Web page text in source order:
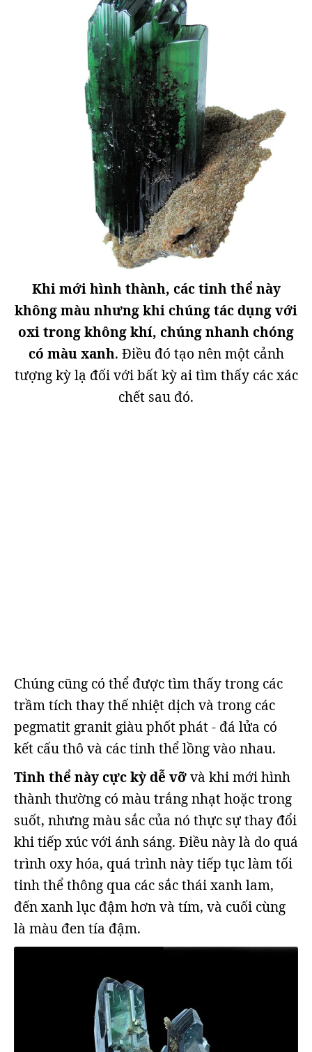
Khi mới hình thành, các tinh thể này
không màu nhưng khi chúng tác dụng với
oxi trong không khí, chúng nhanh chóng
có màu xanh. Điều đó tạo nên một cảnh
tượng kỳ lạ đối với bất kỳ ai tìm thấy các xác
chết sau đó.
Chúng cũng có thể được tìm thấy trong các
trầm tích thay thế nhiệt dịch và trong các
pegmatit granit giàu phốt phát - đá lửa có
kết cấu thô và các tinh thể lồng vào nhau.
Tinh thể này cực kỳ dễ vỡvà khi mới hình
thành thường có màu trắng nhạt hoặc trong
suốt, nhưng màu sắc của nó thực sự thay đổi
khi tiếp xúc với ánh sáng. Điều này là do quá
trình oxy hóa, quá trình này tiếp tục làm tối
tinh thể thông qua các sắc thái xanh lam,
đến xanh lục đậm hơn và tím, và cuối cùng
là màu đen tía đậm.